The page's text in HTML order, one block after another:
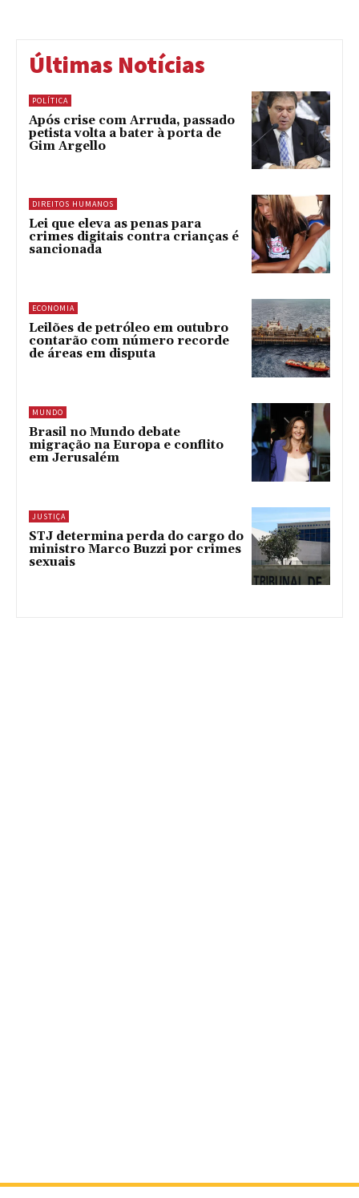
Últimas Notícias
POLÍTICA
Após crise com Arruda, passado
petista volta a bater à porta de
Gim Argello
DIREITOS HUMANOS
Lei que eleva as penas para
crimes digitais contra crianças é
sancionada
ECONOMIA
Leilões de petróleo em outubro
contarão com número recorde
de áreas em disputa
MUNDO
Brasil no Mundo debate
migração na Europa e conflito
em Jerusalém
JUSTIÇA
STJ determina perda do cargo do
ministro Marco Buzzi por crimes
sexuais